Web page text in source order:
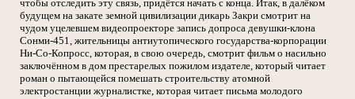
чтобы отследить эту связь, придётся начать с конца. Итак, в далёком
будущем на закате земной цивилизации дикарь Закри смотрит на
чудом уцелевшем видеопроекторе запись допроса девушки-клона
Сонми-451, жительницы антиутопического государства-корпорации
Ни-Со-Копросс, которая, в свою очередь, смотрит фильм о насильно
заключённом в дом престарелых пожилом издателе, который читает
роман о пытающейся помешать строительству атомной
электростанции журналистке, которая читает письма молодого